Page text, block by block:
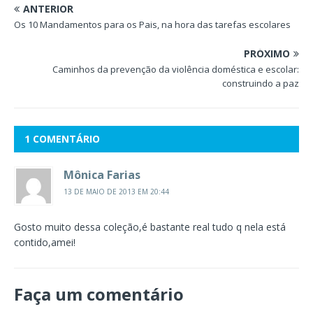
ANTERIOR
Os 10 Mandamentos para os Pais, na hora das tarefas escolares
PRÓXIMO
Caminhos da prevenção da violência doméstica e escolar:
construindo a paz
1 COMENTÁRIO
Mônica Farias
13 DE MAIO DE 2013 EM 20:44
Gosto muito dessa coleção,é bastante real tudo q nela está
contido,amei!
Faça um comentário